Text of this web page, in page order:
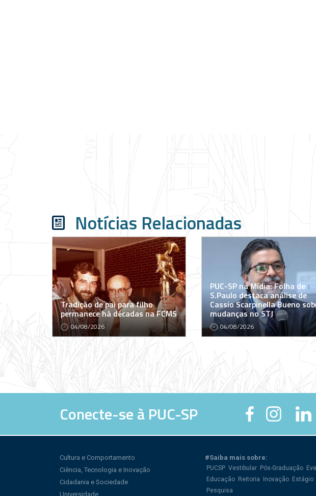
Notícias Relacionadas
Tradição de pai para filho
permanece há décadas na FCMS
04/08/2026
PUC-SP na Mídia: Folha de
S.Paulo destaca análise de
Cassio Scarpinella Bueno
mudanças no STJ
04/08/2026
Conecte-se à PUC-SP
Cultura e Comportamento
Ciência, Tecnologia e Inovação
Cidadania e Sociedade
Universidade
#Saiba mais sobre:
PUCSP Vestibular Pós-Graduação
Educação Reitoria Inovação Estágio
Pesquisa